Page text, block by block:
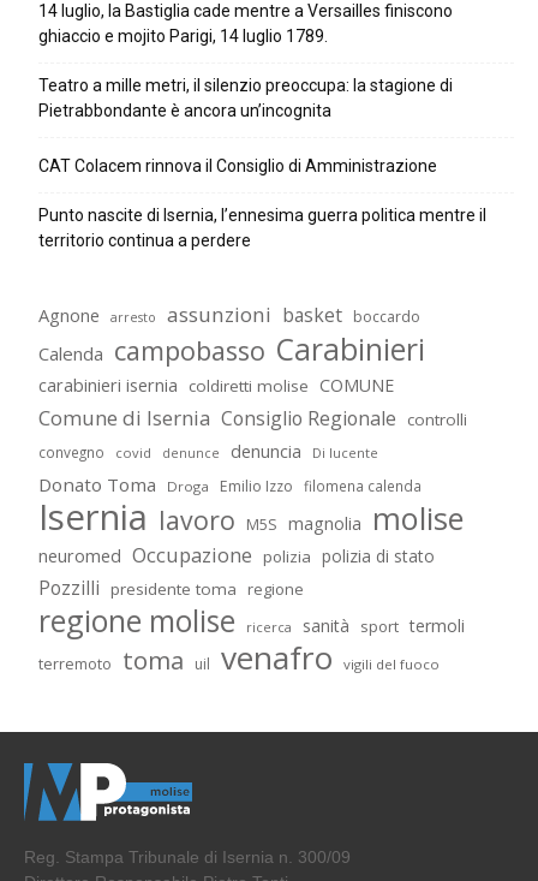
14 luglio, la Bastiglia cade mentre a Versailles finiscono
ghiaccio e mojito Parigi, 14 luglio 1789.
Teatro a mille metri, il silenzio preoccupa: la stagione di
Pietrabbondante è ancora un’incognita
CAT Colacem rinnova il Consiglio di Amministrazione
Punto nascite di Isernia, l’ennesima guerra politica mentre il
territorio continua a perdere
Agnone arresto assunzioni basket boccardo
Calenda campobasso Carabinieri
carabinieri isernia coldiretti molise COMUNE
Comune di Isernia Consiglio Regionale controlli
convegno covid denunce denuncia Di lucente
Donato Toma Droga Emilio Izzo filomena calenda
Isernia lavoro M5S magnolia molise
neuromed Occupazione polizia polizia di stato
Pozzilli presidente toma regione
regione molise ricerca sanità sport termoli
terremoto toma uil venafro vigili del fuoco
Reg. Stampa Tribunale di Isernia n. 300/09